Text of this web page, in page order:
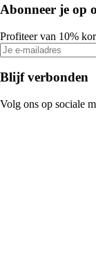
Abonneer je op
Profiteer van 10%
Blijf verbonden
Volg ons op sociale